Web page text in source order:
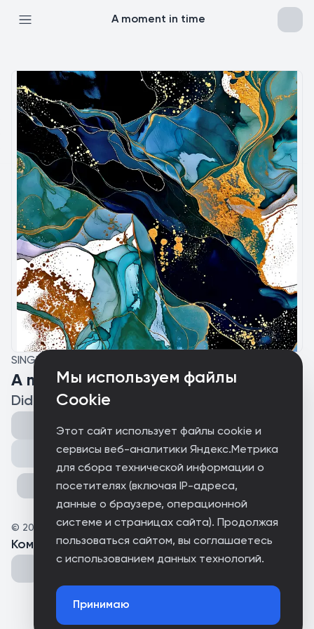
Мы используем файлы
Cookie
Этот сайт использует файлы cookie и
сервисы веб-аналитики Яндекс.Метрика
для сбора технической информации о
посетителях (включая IP-адреса,
данные о браузере, операционной
системе и страницах сайта). Продолжая
пользоваться сайтом, вы соглашаетесь
с использованием данных технологий.
Принимаю
A moment in time
SINGLE
A moment in time
Didn't Select
Поделиться
© 2025 Symbiosis
Комментарии(0 )